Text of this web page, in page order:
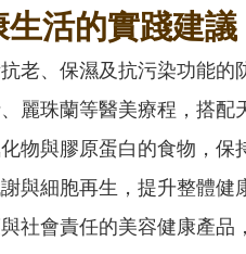
生活的實踐建議
抗老、保濕及抗污染功能的
麗珠蘭等醫美療程，搭配
物與膠原蛋白的食物，保
與細胞再生，提升整體健
社會責任的美容健康產品